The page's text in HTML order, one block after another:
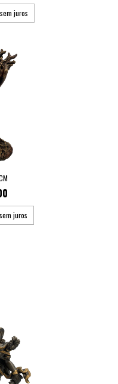
sem juros
sem juros